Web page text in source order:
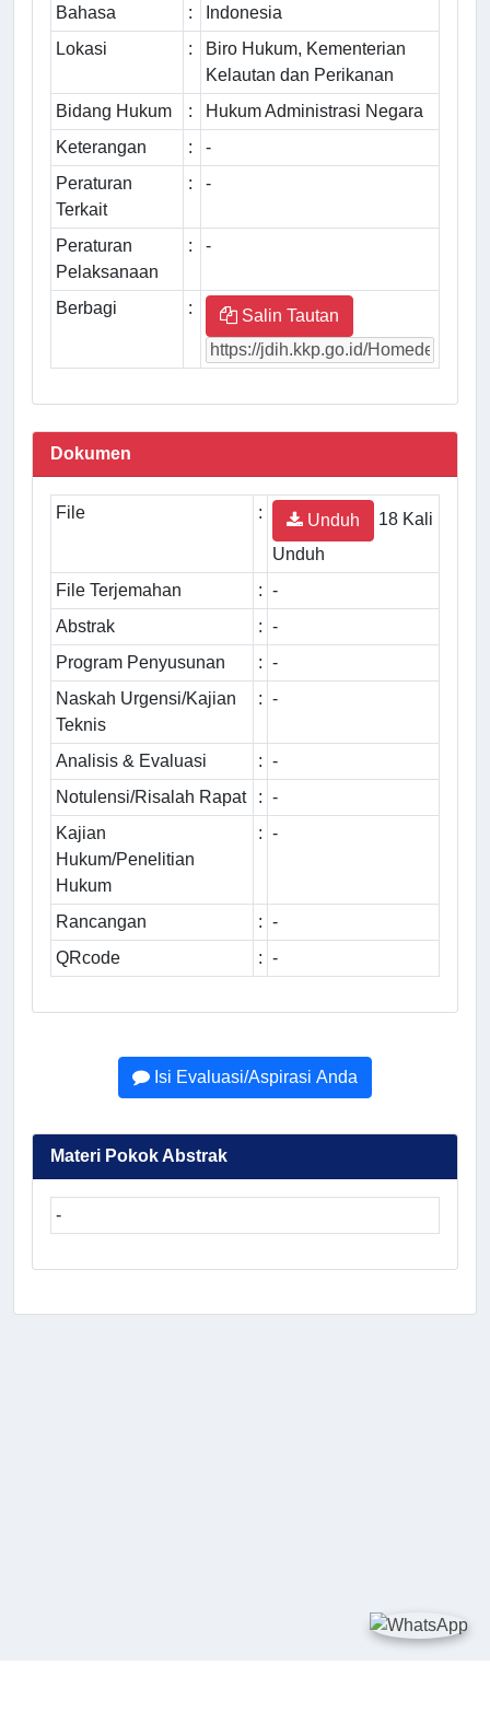
Bahasa :
Indonesia
Lokasi
:
Biro Hukum, Kementerian
Kelautan dan Perikanan
Bidang Hukum
:
Hukum Administrasi Negara
Keterangan
:
-
Peraturan
Terkait
: -
Peraturan
Pelaksanaan
: -
Berbagi : Salin Tautan
Dokumen
File : Unduh
18 Kali
Unduh
File Terjemahan
: -
Abstrak
: -
Program Penyusunan
: -
Naskah Urgensi/Kajian
Teknis
: -
Analisis & Evaluasi : -
Notulensi/Risalah Rapat
: -
Kajian
Hukum/Penelitian
Hukum
: -
Rancangan : -
QRcode
: -
Isi Evaluasi/Aspirasi Anda
Materi Pokok Abstrak
-